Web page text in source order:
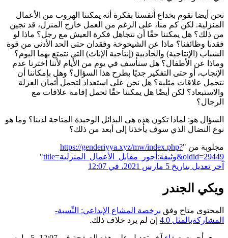
نحن أيضا نقوم بخداع أنفسنا بفكرة أنه يمكننا الهروب من الأعمال
المنزلية. لكن كم منا، على الرغم من العمل خارج المنزل، قد نجين
من ذلك؟ هل يمكننا حقًا أن نتجاهل فكرة العيش مع رجل؟ ماذا لو
فقدنا وظائفنا؟ ماذا عن الشيخوخة وفقدان حتى الحد الأدنى من قوة
الشباب (الإنتاجية) والجاذبية (إنتاجية الإناث) التي نتمتع بهما اليوم؟
وماذا عن الأطفال؟ هل سنأسف في يوم من الأيام لأننا اخترنا عدم
الإنجاب، أو حتى التفكير جديًا بطرح هذا السؤال؟ وهل بإمكاننا أن
نتحمل علاقات مثلية؟ هل نحن على استعداد لتحمل أثمان العزلة
والاستبعاد؟ لكن أيضًا هل يمكننا حقًا تحمل إقامة علاقات مع
الرجال؟
السؤال هو: لماذا تكون هذه هي البدائل الوحيدة المتاحة لدينا؟ وما هو
نوع النضال الذي سوف يأخذنا إلى أبعد من ذلك؟
مجلوبة من "https://genderiyya.xyz/mw/index.php?
title=وثيقة:أجور_مقابل_الأعمال_المنزلية&oldid=29449
"
آخر تعديل بتاريخ 5 مارس 2021، في 12:07
ويكي الجندر
المحتوى متاح وفق برخصة المشاع الإبداعي: النِّسبة-
المشاركةبالمثل 4.0
إن لم يرد خلاف ذلك.